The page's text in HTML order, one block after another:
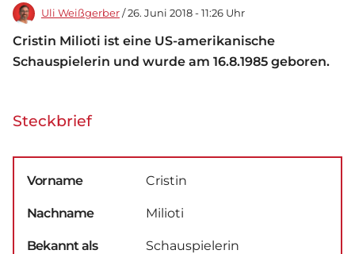
Uli Weißgerber / 26. Juni 2018 - 11:26 Uhr
Cristin Milioti ist eine US-amerikanische
Schauspielerin und wurde am 16.8.1985 geboren.
Steckbrief
Vorname Cristin
Nachname Milioti
Bekannt als Schauspielerin